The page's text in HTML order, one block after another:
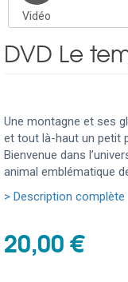
Vidéo
DVD Le
Une montagne et ses
et tout là-haut un petit
Bienvenue dans
animal emblématique
> Description complète
20,00 €